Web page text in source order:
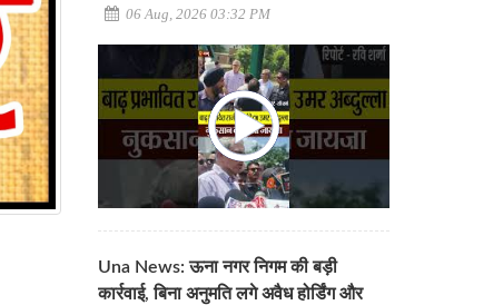
06 Aug, 2026 03:32 PM
Una News: ऊना नगर निगम की बड़ी
कार्रवाई, बिना अनुमति लगे अवैध होर्डिंग और